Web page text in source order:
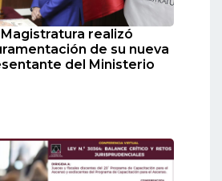
realizó
de su nueva
del Ministerio